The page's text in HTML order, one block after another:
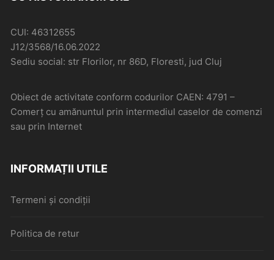
CUI: 46312655
J12/3568/16.06.2022
Sediu social: str Florilor, nr 86D, Floresti, jud Cluj
Obiect de activitate conform codurilor CAEN: 4791 –
Comerţ cu amănuntul prin intermediul caselor de comenzi
sau prin Internet
INFORMAȚII UTILE
Termeni și condiții
Politica de retur